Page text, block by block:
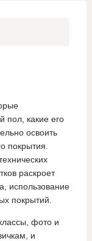
пол, какие его
освоить
покрытия.
раскроет
использование
покрытий.
фото и
и